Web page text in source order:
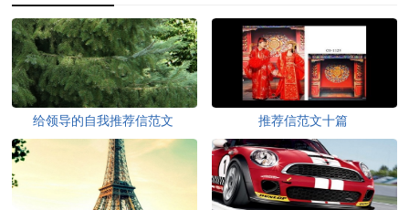
给领导的自我推荐信范文 推荐信范文十篇